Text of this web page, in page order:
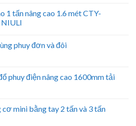
1 tấn nâng cao 1.6 mét CTY-
phuy đơn và đôi
phuy điện nâng cao 1600mm tải
cơ mini bằng tay 2 tấn và 3 tấn